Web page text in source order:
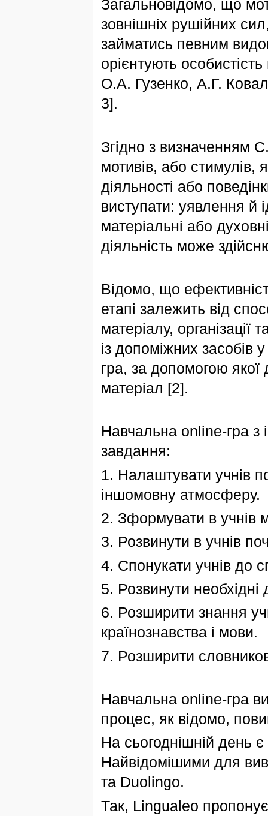
Загальновідомо, що
зовнішніх рушійних
займатись певним
орієнтують
О.А. Гузенко, А.Г.
3].
Згідно з визначенням
мотивів, або
діяльності або
виступати: уявлення й
матеріальні або
діяльність може
Відомо, що
етапі залежить від
матеріалу,
із допоміжних
гра, за допомогою
матеріал [2].
Навчальна online-гра з
завдання:
1. Налаштувати учнів
іншомовну атмосферу.
2. Зформувати в учнів
3. Розвинути в учнів
4. Спонукати учнів до
5. Розвинути
6. Розширити знання
країнознавства і мови.
7. Розширити
Навчальна оnline-гра
процес, як відомо,
На сьогоднішній день є
Найвідомішими для
та Duolingo.
Так, Lingualeo